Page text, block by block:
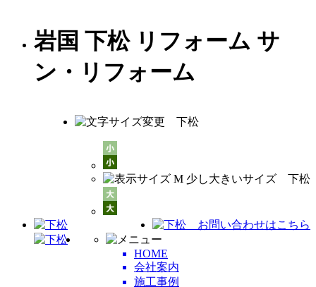
岩国 下松 リフォーム サ
ン・リフォーム
HOME
会社案内
施工事例